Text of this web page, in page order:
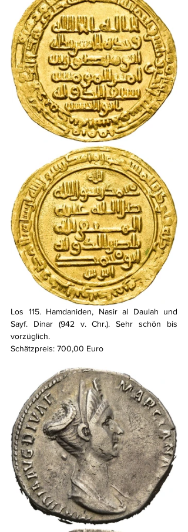
Los 115. Hamdaniden, Nasir al Daulah und
Sayf. Dinar (942 v. Chr.). Sehr schön bis
vorzüglich.
Schätzpreis: 700,00 Euro